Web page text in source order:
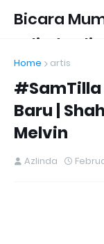
Bicara
Azlinda Alin
Home artis
Baru |
Melvin
Azlinda